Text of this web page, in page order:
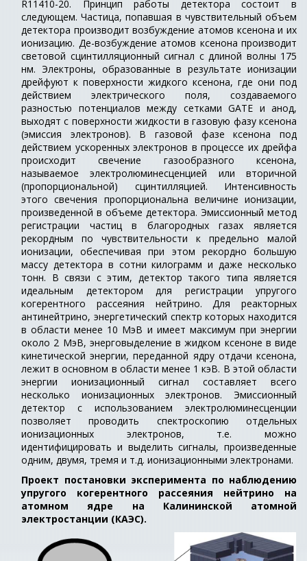
R11410-20. Принцип работы детектора состоит в
следующем. Частица, попавшая в чувствительный объем
детектора производит возбуждение атомов ксенона и их
ионизацию. Де-возбуждение атомов ксенона производит
световой сцинтилляционный сигнал с длиной волны 175
нм. Электроны, образованные в результате ионизации
дрейфуют к поверхности жидкого ксенона, где они под
действием электрического поля, создаваемого
разностью потенциалов между сетками GATE и анод,
выходят с поверхности жидкости в газовую фазу ксенона
(эмиссия электронов). В газовой фазе ксенона под
действием ускоренных электронов в процессе их дрейфа
происходит свечение газообразного ксенона,
называемое электролюминесценцией или вторичной
(пропорциональной) сцинтилляцией. Интенсивность
этого свечения пропорциональна величине ионизации,
произведенной в объеме детектора. Эмиссионный метод
регистрации частиц в благородных газах является
рекордным по чувствительности к предельно малой
ионизации, обеспечивая при этом рекордно большую
массу детектора в сотни килограмм и даже несколько
тонн. В связи с этим, детектор такого типа является
идеальным детектором для регистрации упругого
когерентного рассеяния нейтрино. Для реакторных
антинейтрино, энергетический спектр которых находится
в области менее 10 МэВ и имеет максимум при энергии
около 2 МэВ, энерговыделение в жидком ксеноне в виде
кинетической энергии, переданной ядру отдачи ксенона,
лежит в основном в области менее 1 кэВ. В этой области
энергии ионизационный сигнал составляет всего
несколько ионизационных электронов. Эмиссионный
детектор с использованием электролюминесценции
позволяет проводить спектроскопию отдельных
ионизационных электронов, т.е. можно
идентифицировать и выделить сигналы, произведенные
одним, двумя, тремя и т.д. ионизационными электронами.
Проект постановки эксперимента по наблюдению
упругого когерентного рассеяния нейтрино на
атомном ядре на Калининской атомной
электростанции (КАЭС).